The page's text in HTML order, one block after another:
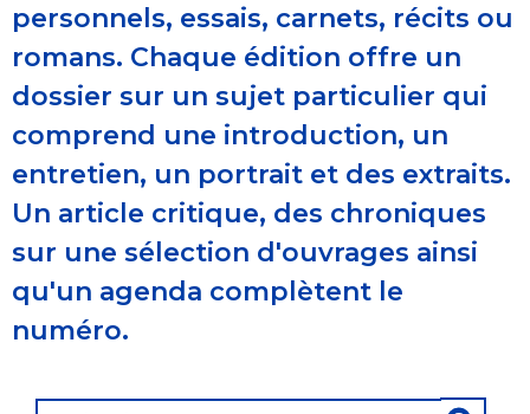
personnels, essais, carnets, récits ou
romans. Chaque édition offre un
dossier sur un sujet particulier qui
comprend une introduction, un
entretien, un portrait et des extraits.
Un article critique, des chroniques
sur une sélection d'ouvrages ainsi
qu'un agenda complètent le
numéro.